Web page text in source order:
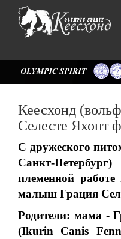
Кеесхонд
Селесте Яхонт
С дружеского
Санкт-
племенной
малыш Грация
Родители: мама -
(Ikurin Canis